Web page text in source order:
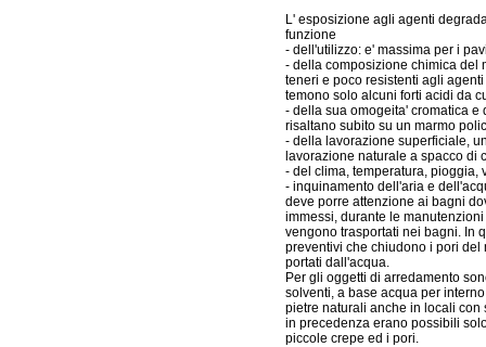
L' esposizione agli agenti
funzione
- dell'utilizzo: e' massima per i
- della composizione chimica del
teneri e poco resistenti agli
temono solo alcuni forti acidi da
- della sua omogeita' cromatica
risaltano subito su un marmo
- della lavorazione superficiale,
lavorazione naturale a spacco di
- del clima, temperatura, pioggia,
- inquinamento dell'aria e
deve porre attenzione ai bagni
immessi, durante le
vengono trasportati nei bagni. In
preventivi che chiudono i pori
portati dall'acqua.
Per gli oggetti di arredamento
solventi, a base acqua per
pietre naturali anche in locali con
in precedenza erano possibili
piccole crepe ed i pori.